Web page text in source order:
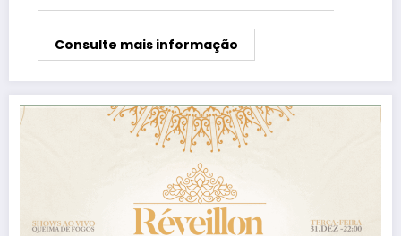
Consulte mais informação